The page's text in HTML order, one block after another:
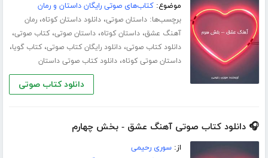
موضوع:کتاب‌های صوتی رایگان داستان و رمان
برچسب‌ها:داستان صوتی،دانلود داستان کوتاه،رمان
آهنگ عشق،داستان کوتاه،داستان صوتی،کتاب صوتی،
دانلود کتاب صوتی،دانلود رایگان کتاب صوتی،کتاب گویا،
داستان صوتی کوتاه،دانلود کتاب صوتی داستان
دانلود کتاب صوتی
🎧 دانلود کتاب صوتی آهنگ عشق - بخش چهارم
از:سوری رحیمی